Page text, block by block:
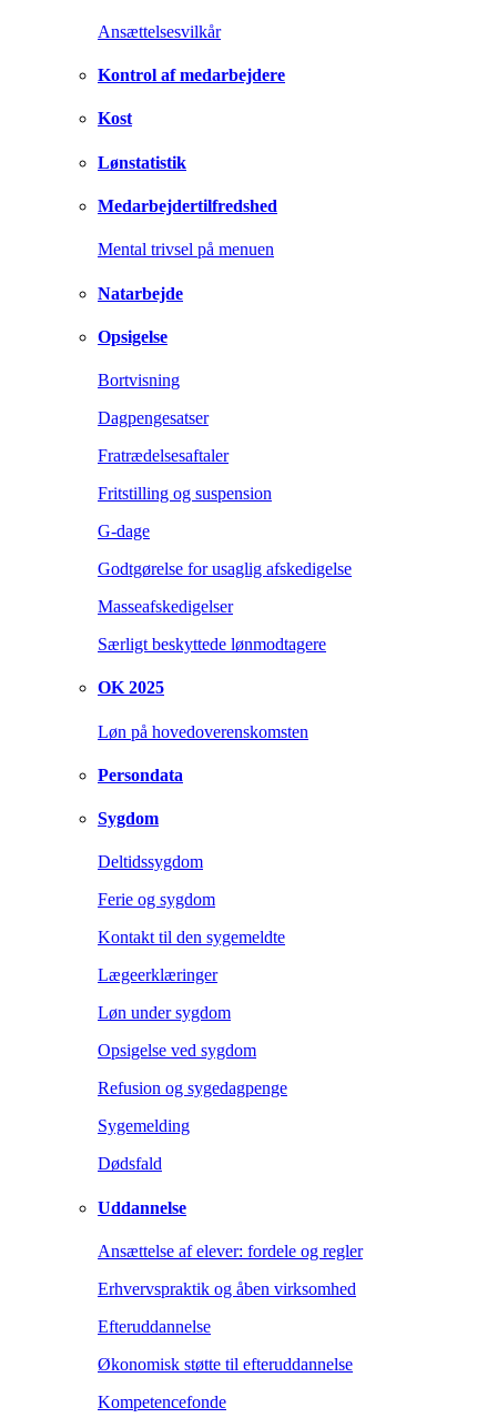
Ansættelsesvilkår
Kontrol af medarbejdere
Kost
Lønstatistik
Medarbejdertilfredshed
Mental trivsel på menuen
Natarbejde
Opsigelse
Bortvisning
Dagpengesatser
Fratrædelsesaftaler
Fritstilling og suspension
G-dage
Godtgørelse for usaglig afskedigelse
Masseafskedigelser
Særligt beskyttede lønmodtagere
OK 2025
Løn på hovedoverenskomsten
Persondata
Sygdom
Deltidssygdom
Ferie og sygdom
Kontakt til den sygemeldte
Lægeerklæringer
Løn under sygdom
Opsigelse ved sygdom
Refusion og sygedagpenge
Sygemelding
Dødsfald
Uddannelse
Ansættelse af elever: fordele og regler
Erhvervspraktik og åben virksomhed
Efteruddannelse
Økonomisk støtte til efteruddannelse
Kompetencefonde